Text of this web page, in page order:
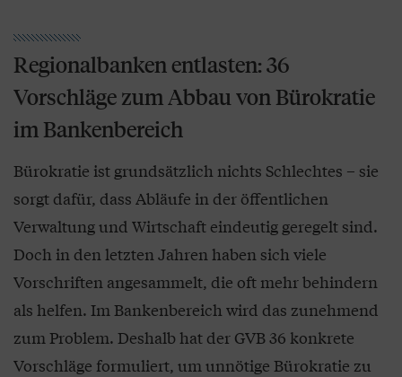
Regionalbanken entlasten: 36
Vorschläge zum Abbau von Bürokratie
im Bankenbereich
Bürokratie ist grundsätzlich nichts Schlechtes – sie
sorgt dafür, dass Abläufe in der öffentlichen
Verwaltung und Wirtschaft eindeutig geregelt sind.
Doch in den letzten Jahren haben sich viele
Vorschriften angesammelt, die oft mehr behindern
als helfen. Im Bankenbereich wird das zunehmend
zum Problem. Deshalb hat der GVB 36 konkrete
Vorschläge formuliert, um unnötige Bürokratie zu